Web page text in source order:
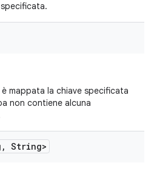
mappata la chiave specificata
non contiene alcuna
, String>